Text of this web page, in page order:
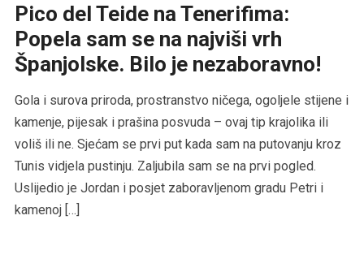
Pico del Teide na Tenerifima:
Popela sam se na najviši vrh
Španjolske. Bilo je nezaboravno!
Gola i surova priroda, prostranstvo ničega, ogoljele stijene i
kamenje, pijesak i prašina posvuda – ovaj tip krajolika ili
voliš ili ne. Sjećam se prvi put kada sam na putovanju kroz
Tunis vidjela pustinju. Zaljubila sam se na prvi pogled.
Uslijedio je Jordan i posjet zaboravljenom gradu Petri i
kamenoj […]